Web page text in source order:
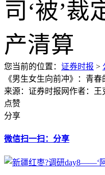
您当前的位置： 证券时报 >
《男生女生向前冲》：青
来源：证券时报网作者：王
点赞
分享
微信扫一扫：分享